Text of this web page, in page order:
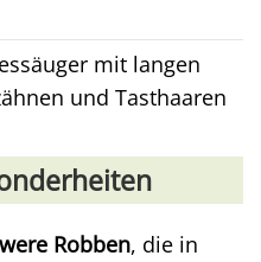
mit langen
und Tasthaaren
Robben, die in